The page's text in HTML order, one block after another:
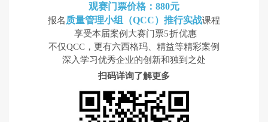
观赛门票价格 ： 880元
报名 质量管理小组（QCC）推行实战课程
享受本届案例大赛门票5折优惠
不仅QCC，更有六西格玛、精益等精彩案例
深入学习优秀企业的创新和独到之处
扫码详询了解更多